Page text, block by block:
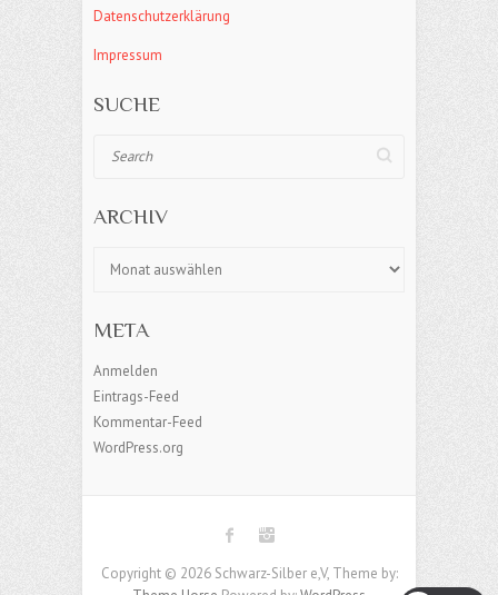
Datenschutzerklärung
Impressum
SUCHE
ARCHIV
META
Anmelden
Eintrags-Feed
Kommentar-Feed
WordPress.org
Copyright © 2026 Schwarz-Silber e,V, Theme by: